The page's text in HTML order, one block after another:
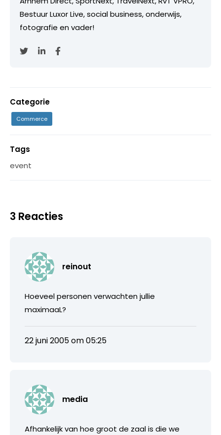
Bestuur Luxor Live, social business, onderwijs,
fotografie en vader!
Categorie
Commerce
Tags
event
3 Reacties
reinout
Hoeveel personen verwachten jullie
maximaaL?
22 juni 2005 om 05:25
media
Afhankelijk van hoe groot de zaal is die we